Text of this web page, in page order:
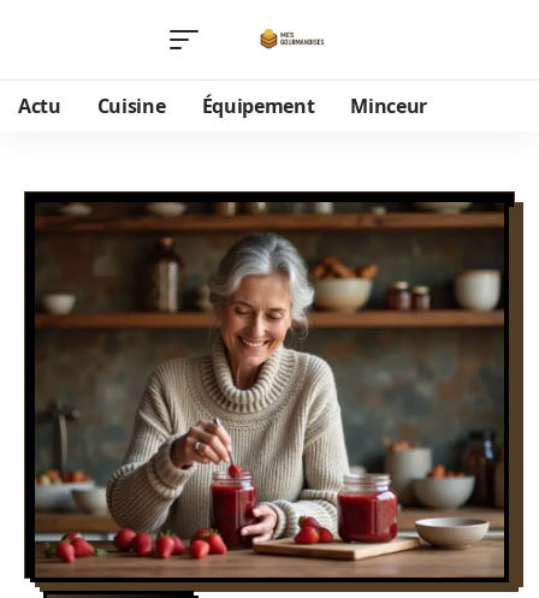
Actu Cuisine Équipement Minceur